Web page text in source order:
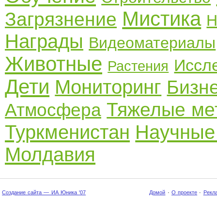
Загрязнение Мистика
Награды Видеоматериалы
Животные Растения
Дети Мониторинг
Атмосфера Тяжелые
Туркменистан Научные
Молдавия
Создание сайта — ИА Юника '07 Домой · О проекте ·